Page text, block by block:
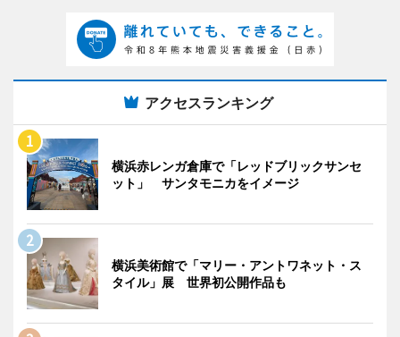
アクセスランキング
横浜赤レンガ倉庫で「レッドブリックサンセ
ット」 サンタモニカをイメージ
横浜美術館で「マリー・アントワネット・ス
タイル」展 世界初公開作品も